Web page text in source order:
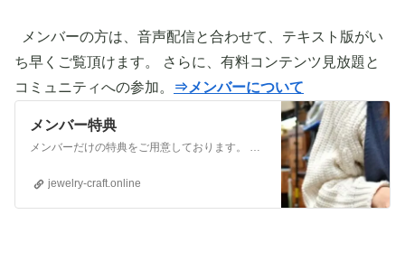
メンバーの方は、音声配信と合わせて、テキスト版がい
ち早くご覧頂けます。 さらに、有料コンテンツ見放題と
コミュニティへの参加。
⇒メンバーについて
メンバー特典
メンバーだけの特典をご用意しております。 ぜひご活用頂き、ご自身の活動に役立てて下さい。 ⇒メンバーについて詳しく見てみる メンバーになる （） ①有料コンテンツが見放題！ ジュエリー制作に関する情報やビジネス情報やブランディングに関する情
jewelry-craft.online